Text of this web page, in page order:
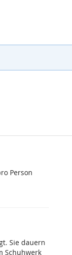
Person
Sie dauern
Schuhwerk